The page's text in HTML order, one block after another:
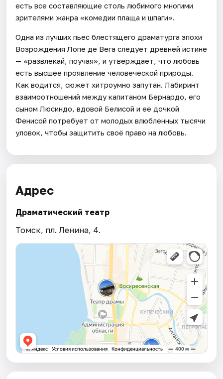
есть все составляющие столь любимого многими
зрителями жанра «комедии плаща и шпаги».
Одна из лучших пьес блестящего драматурга эпохи
Возрождения Лопе де Вега следует древней истине
— «развлекай, поучая», и утверждает, что любовь
есть высшее проявление человеческой природы.
Как водится, сюжет хитроумно запутан. Лабиринт
взаимоотношений между капитаном Бернардо, его
сыном Люсиндо, вдовой Белисой и её дочкой
Фенисой потребует от молодых влюблённых тысячи
уловок, чтобы защитить своё право на любовь.
Адрес
Драматический театр
Томск, пл. Ленина, 4.